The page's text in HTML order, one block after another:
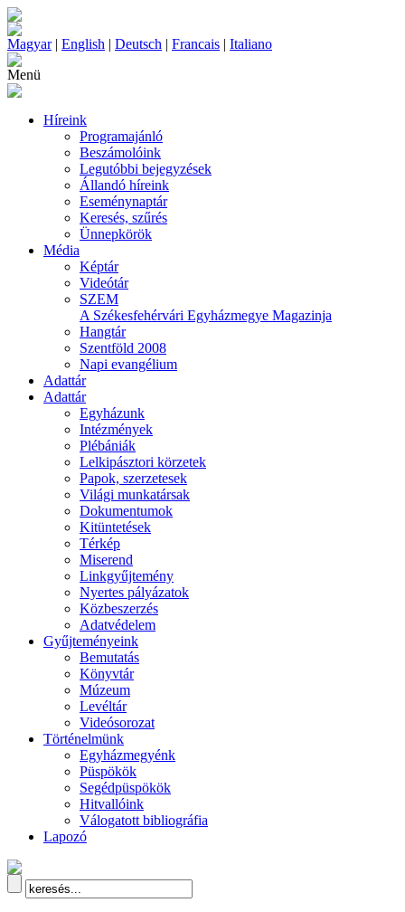
Magyar| English | Deutsch | Francais | Italiano
Menü
Híreink
Programajánló
Beszámolóink
Legutóbbi bejegyzések
Állandó híreink
Eseménynaptár
Keresés, szűrés
Ünnepkörök
Média
Képtár
Videótár
SZEM
A Székesfehérvári Egyházmegye Magazinja
Hangtár
Szentföld 2008
Napi evangélium
Adattár
Adattár
Egyházunk
Intézmények
Plébániák
Lelkipásztori körzetek
Papok, szerzetesek
Világi munkatársak
Dokumentumok
Kitüntetések
Térkép
Miserend
Linkgyűjtemény
Nyertes pályázatok
Közbeszerzés
Adatvédelem
Gyűjteményeink
Bemutatás
Könyvtár
Múzeum
Levéltár
Videósorozat
Történelmünk
Egyházmegyénk
Püspökök
Segédpüspökök
Hitvallóink
Válogatott bibliográfia
Lapozó